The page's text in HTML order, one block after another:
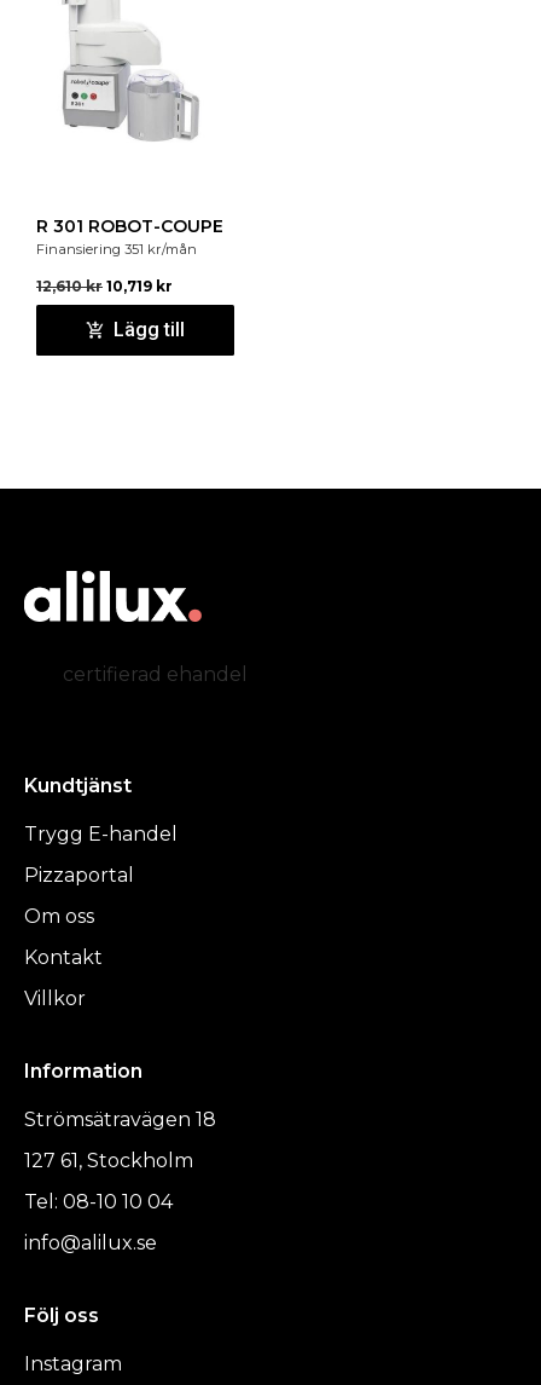
R 301 ROBOT-COUPE
Finansiering 351 kr/mån
12,610kr 10,719 kr
Lägg till
certifierad ehandel
Kundtjänst
Trygg E-handel
Pizzaportal
Om oss
Kontakt
Villkor
Information
Strömsätravägen 18
127 61, Stockholm
Tel: 08-10 10 04
info@alilux.se
Följ oss
Instagram